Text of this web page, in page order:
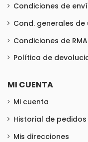
Condiciones de
Cond. generales de
Condiciones de RMA
Política de
MI CUENTA
Mi cuenta
Historial de pedidos
Mis direcciones